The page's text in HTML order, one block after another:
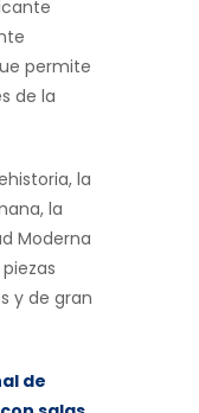
permite
de la
la
la
Moderna
y de gran
de